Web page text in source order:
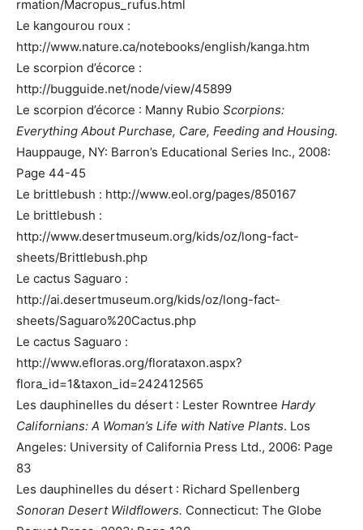
rmation/Macropus_rufus.html
Le kangourou roux :
http://www.nature.ca/notebooks/english/kanga.htm
Le scorpion d’écorce :
http://bugguide.net/node/view/45899
Le scorpion d’écorce : Manny Rubio Scorpions:
Everything About Purchase, Care, Feeding and Housing.
Hauppauge, NY: Barron’s Educational Series Inc., 2008:
Page 44-45
Le brittlebush : http://www.eol.org/pages/850167
Le brittlebush :
http://www.desertmuseum.org/kids/oz/long-fact-
sheets/Brittlebush.php
Le cactus Saguaro :
http://ai.desertmuseum.org/kids/oz/long-fact-
sheets/Saguaro%20Cactus.php
Le cactus Saguaro :
http://www.efloras.org/florataxon.aspx?
flora_id=1&taxon_id=242412565
Les dauphinelles du désert : Lester Rowntree Hardy
Californians: A Woman’s Life with Native Plants. Los
Angeles: University of California Press Ltd., 2006: Page
83
Les dauphinelles du désert : Richard Spellenberg
Sonoran Desert Wildflowers. Connecticut: The Globe